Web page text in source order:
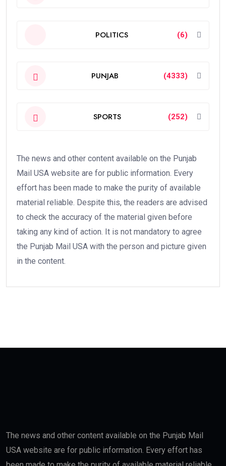
POLITICS (6)
PUNJAB (4333)
SPORTS (252)
The news and other content available on the Punjab
Mail USA website are for public information. Every
effort has been made to make the purity of available
material reliable. Despite this, the readers are advised
to check the accuracy of the material given before
taking any kind of action. It is not mandatory to agree
the Punjab Mail USA with the person and picture given
in the content.
The news and other content available on the Punjab Mail
USA website are for public information. Every effort has